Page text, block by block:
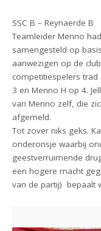
SSC B – Reynaerde B
Teamleider Menno
samengesteld op
aanwezigen op de
competitiespelers trad
3 en Menno H op 4.
van Menno zelf, die
afgemeld.
Tot zover niks geks.
onderonsje waarbij
geestverruimende
een hogere macht
van de partij) bepaalt